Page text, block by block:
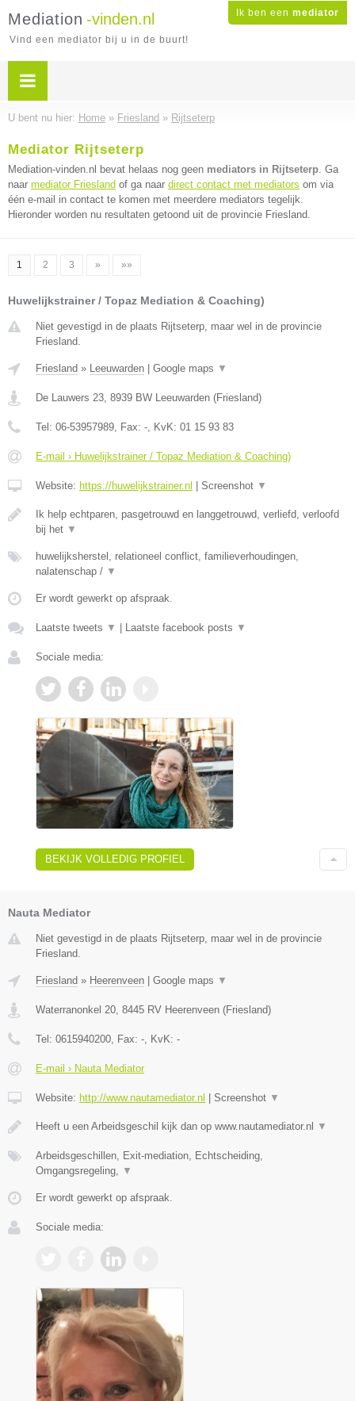
Ik ben een mediator
Mediation -vinden.nl
Vind een mediator bij u in de buurt!
U bent nu hier: Home » Friesland » Rijtseterp
Mediator Rijtseterp
Mediation-vinden.nl bevat helaas nog geen mediators in Rijtseterp. Ga
naar mediator Friesland of ga naar direct contact met mediators om via
één e-mail in contact te komen met meerdere mediators tegelijk.
Hieronder worden nu resultaten getoond uit de provincie Friesland.
1 2 3 » »»
Huwelijkstrainer / Topaz Mediation & Coaching)
Niet gevestigd in de plaats Rijtseterp, maar wel in de provincie
Friesland.
Friesland » Leeuwarden Google maps ▼
De Lauwers 23, 8939 BW Leeuwarden (Friesland)
Tel: 06-53957989, Fax: -, KvK: 01 15 93 83
E-mail › Huwelijkstrainer / Topaz Mediation & Coaching)
Website: https://huwelijkstrainer.nl Screenshot ▼
Ik help echtparen, pasgetrouwd en langgetrouwd, verliefd, verloofd
bij het ▼
huwelijksherstel, relationeel conflict, familieverhoudingen,
nalatenschap / ▼
Er wordt gewerkt op afspraak.
Laatste tweets ▼ Laatste facebook posts ▼
Sociale media:
BEKIJK VOLLEDIG PROFIEL
Nauta Mediator
Niet gevestigd in de plaats Rijtseterp, maar wel in de provincie
Friesland.
Friesland » Heerenveen Google maps ▼
Waterranonkel 20 8445 RV Heerenveen (Friesland)
Tel: 0615940200 , Fax: - , KvK: -
E-mail › Nauta Mediator
Website: http://www.nautamediator.nl Screenshot ▼
Heeft u een Arbeidsgeschil kijk dan op www.nautamediator.nl ▼
Arbeidsgeschillen, Exit-mediation, Echtscheiding,
Omgangsregeling,
▼
Er wordt gewerkt op afspraak.
Sociale media: